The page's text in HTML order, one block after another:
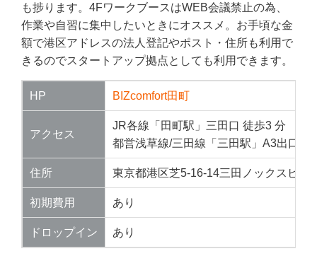
も捗ります。4FワークブースはWEB会議禁止の為、
作業や自習に集中したいときにオススメ。お手頃な金
額で港区アドレスの法人登記やポスト・住所も利用で
きるのでスタートアップ拠点としても利用できます。
HP BIZcomfort田町
アクセス
JR各線「田町駅」三田口 徒歩3 分
都営浅草線/三田線「三田駅」A3出口 徒
住所 東京都港区芝5-16-14三田ノックスビル
初期費用 あり
ドロップイン あり